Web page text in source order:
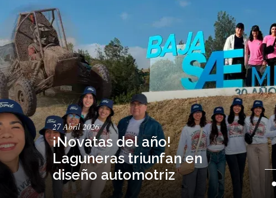
27 Abril 2026
¡Novatas del año!
Laguneras triunfan en
diseño automotriz